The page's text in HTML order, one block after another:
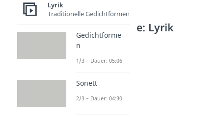
Weitere Inhalte: Lyrik
Dauer: 04:29
Dauer: 02:51
Dauer: 03:12
Lyrik
Traditionelle Gedichtformen
Gedichtforme
n
1/3 – Dauer: 05:06
Sonett
2/3 – Dauer: 04:30